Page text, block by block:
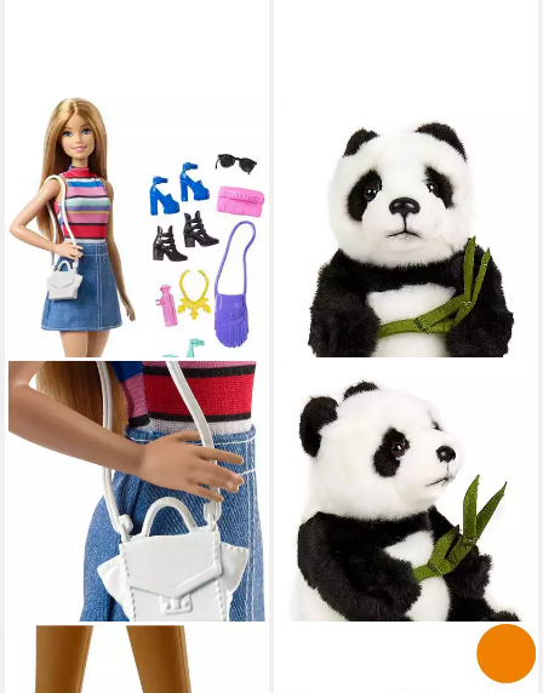
Anziehpuppe Puppe und
Kuscheltier Pandabär mit Blatt